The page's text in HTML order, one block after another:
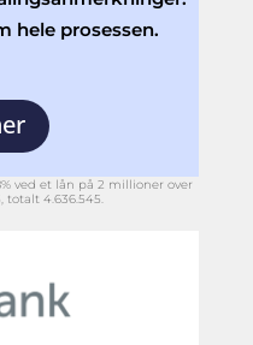
hele prosessen.
ved et lån på 2 millioner over
totalt 4.636.545.